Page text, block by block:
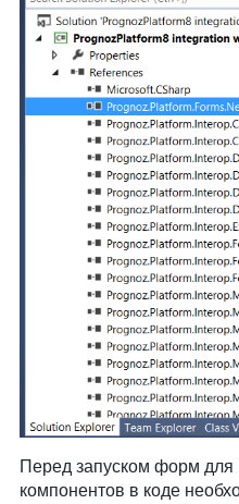
Перед запуском форм для
компонентов в коде